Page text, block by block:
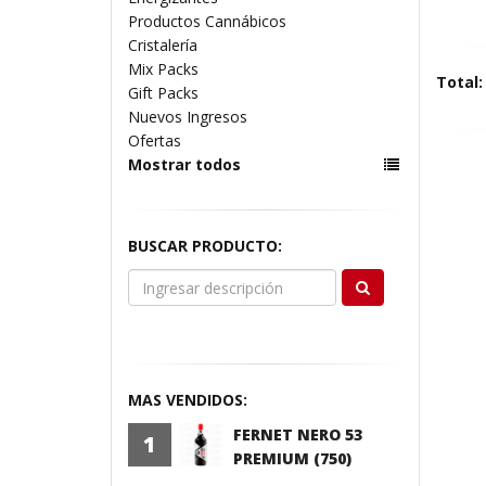
Productos Cannábicos
Cristalería
Mix Packs
Gift Packs
Nuevos Ingresos
Ofertas
Mostrar todos
BUSCAR PRODUCTO:
MAS VENDIDOS:
1
FERNET NERO 53
PREMIUM (750)
Total: